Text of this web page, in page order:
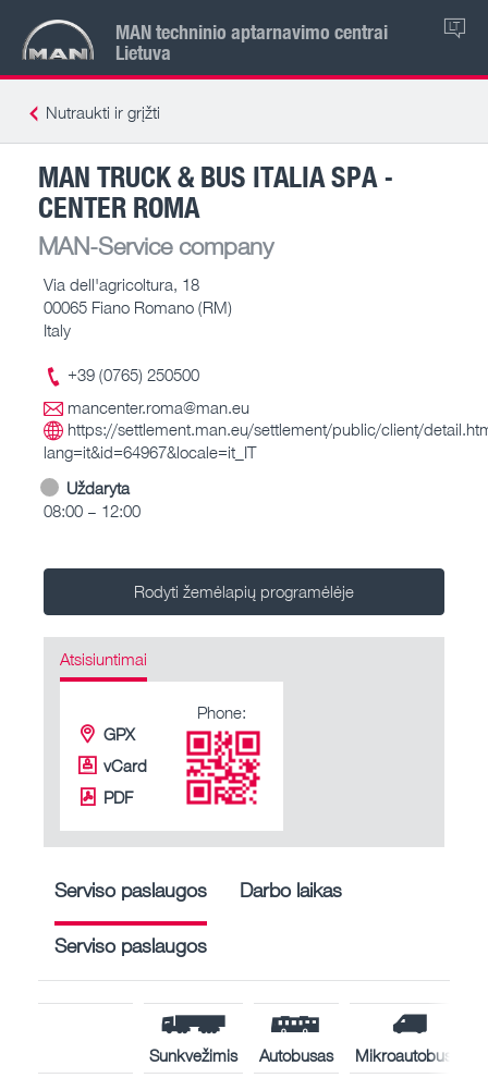
MAN techninio aptarnavimo centrai
Lietuva
LT
Nutraukti ir grįžti
MAN TRUCK & BUS ITALIA SPA -
CENTER ROMA
MAN-Service company
Via dell'agricoltura, 18
00065 Fiano Romano (RM)
Italy
+39 (0765) 250500
mancenter.roma@man.eu
https://settlement.man.eu/settlement/public/client/
lang=it&id=64967&locale=it_IT
Uždaryta
08:00 – 12:00
Rodyti žemėlapių programėlėje
Atsisiuntimai
GPX
vCard
PDF
Phone:
Serviso paslaugos Darbo laikas
Serviso paslaugos
Sunkvežimis Autobusas
Mikroautobusas